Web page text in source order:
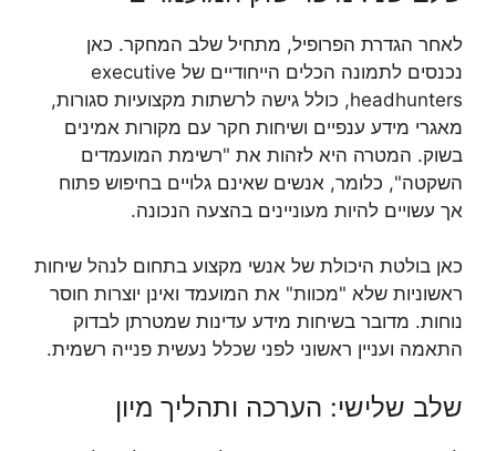
לאחר הגדרת הפרופיל, מתחיל שלב המחקר. כאן
נכנסים לתמונה הכלים הייחודיים של executive
headhunters, כולל גישה לרשתות מקצועיות סגורות,
מאגרי מידע ענפיים ושיחות חקר עם מקורות אמינים
בשוק. המטרה היא לזהות את "רשימת המועמדים
השקטה", כלומר, אנשים שאינם גלויים בחיפוש פתוח
אך עשויים להיות מעוניינים בהצעה הנכונה.
כאן בולטת היכולת של אנשי מקצוע בתחום לנהל שיחות
ראשוניות שלא "מכוות" את המועמד ואינן יוצרות חוסר
נוחות. מדובר בשיחות מידע עדינות שמטרתן לבדוק
התאמה ועניין ראשוני לפני שכלל נעשית פנייה רשמית.
שלב שלישי: הערכה ותהליך מיון